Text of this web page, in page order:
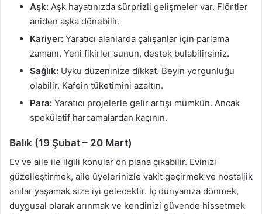
Aşk: Aşk hayatınızda sürprizli gelişmeler var. Flörtler
aniden aşka dönebilir.
Kariyer: Yaratıcı alanlarda çalışanlar için parlama
zamanı. Yeni fikirler sunun, destek bulabilirsiniz.
Sağlık: Uyku düzeninize dikkat. Beyin yorgunluğu
olabilir. Kafein tüketimini azaltın.
Para: Yaratıcı projelerle gelir artışı mümkün. Ancak
spekülatif harcamalardan kaçının.
Balık (19 Şubat – 20 Mart)
Ev ve aile ile ilgili konular ön plana çıkabilir. Evinizi
güzelleştirmek, aile üyelerinizle vakit geçirmek ve nostaljik
anılar yaşamak size iyi gelecektir. İç dünyanıza dönmek,
duygusal olarak arınmak ve kendinizi güvende hissetmek